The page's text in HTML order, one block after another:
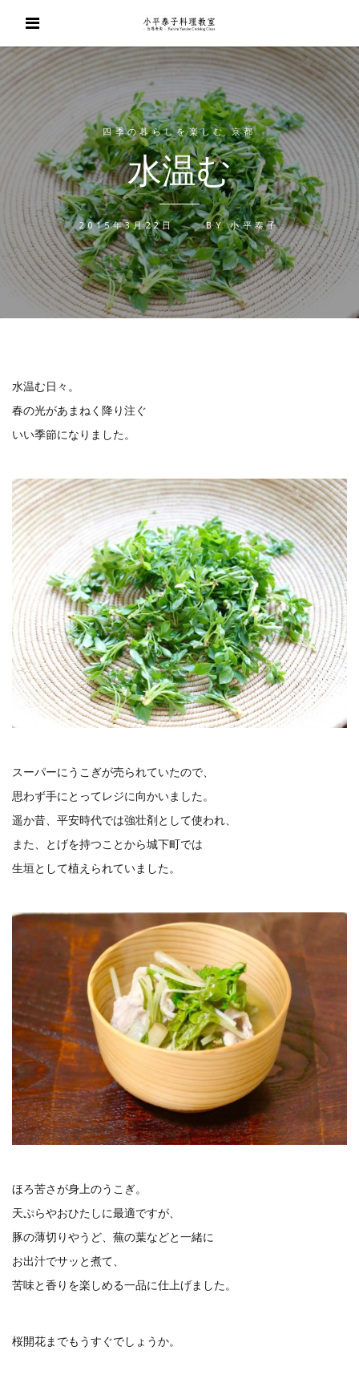
四季の暮らしを楽しむ 京都
水温む
2015年3月22日 BY小平泰子
水温む日々。
春の光があまねく降り注ぐ
いい季節になりました。
スーパーにうこぎが売られていたので、
思わず手にとってレジに向かいました。
遥か昔、平安時代では強壮剤として使われ、
また、とげを持つことから城下町では
生垣として植えられていました。
ほろ苦さが身上のうこぎ。
天ぷらやおひたしに最適ですが、
豚の薄切りやうど、蕪の葉などと一緒に
お出汁でサッと煮て、
苦味と香りを楽しめる一品に仕上げました。
桜開花までもうすぐでしょうか。